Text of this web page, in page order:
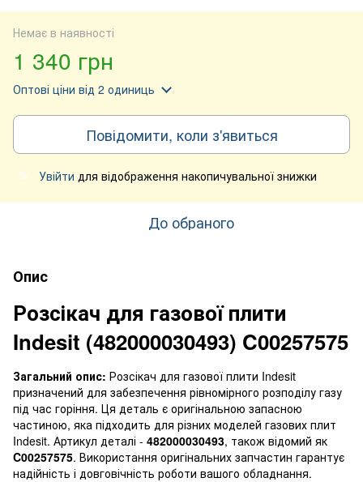
Немає в наявності
1 340 грн
Оптові ціни від 2 одиниць
Повідомити, коли з'явиться
% Увійти для відображення накопичувальної знижки
До обраного
Опис
Розсікач для газової плити
Indesit (482000030493) C00257575
Загальний опис: Розсікач для газової плити Indesit
призначений для забезпечення рівномірного розподілу газу
під час горіння. Ця деталь є оригінальною запасною
частиною, яка підходить для різних моделей газових плит
Indesit. Артикул деталі - 482000030493, також відомий як
C00257575. Використання оригінальних запчастин гарантує
надійність і довговічність роботи вашого обладнання.